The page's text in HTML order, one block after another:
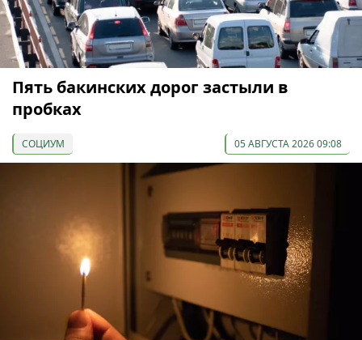
Пять бакинских дорог застыли в
пробках
СОЦИУМ 05 АВГУСТА 2026 09:08